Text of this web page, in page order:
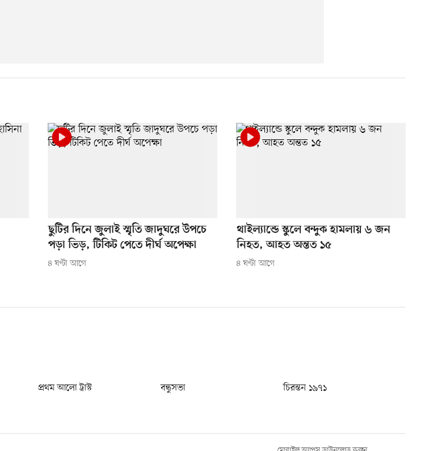
ছুটির দিনে জুলাই স্মৃতি জাদুঘরে উপচে
পড়া ভিড়, টিকিট পেতে দীর্ঘ অপেক্ষা
৪ ঘণ্টা আগে
থাইল্যান্ডে স্কুলে বন্দুক হামলায় ৬ জন
নিহত, আহত অন্তত ১৫
৪ ঘণ্টা আগে
প্রথম আলো ট্রাস্ট বন্ধুসভা
চিরন্তন ১৯৭১